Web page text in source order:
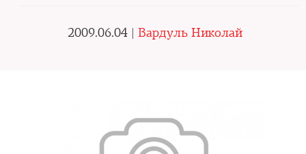
2009.06.04 | Вардуль Николай